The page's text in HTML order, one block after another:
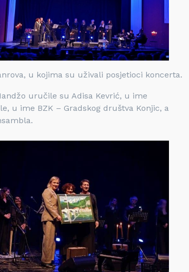
u kojima su uživali posjetioci koncerta.
uručile su Adisa Kevrić, u ime
u ime BZK – Gradskog društva Konjic, a